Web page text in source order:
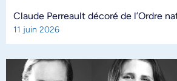
Claude Perreault décoré de l’Ordre
11 juin 2026